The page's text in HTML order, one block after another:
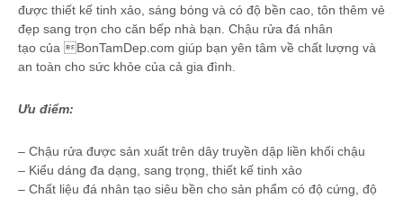
được thiết kế tinh xảo, sáng bóng và có độ bền cao, tôn thêm vẻ
đẹp sang trọn cho căn bếp nhà bạn. Chậu rửa đá nhân
tạo của BonTamDep.com giúp bạn yên tâm về chất lượng và
an toàn cho sức khỏe của cả gia đình.
Ưu điểm:
– Chậu rửa được sản xuất trên dây truyền dập liền khối chậu
– Kiểu dáng đa dạng, sang trọng, thiết kế tinh xảo
– Chất liệu đá nhân tạo siêu bền cho sản phẩm có độ cứng, độ